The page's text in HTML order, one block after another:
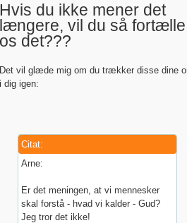
Hvis du ikke mener det
længere, vil du så fortælle
os det???
Det vil glæde mig om du trækker disse dine
i dig igen:
Citat:
Arne:
Er det meningen, at vi mennesker
skal forstå - hvad vi kalder - Gud?
Jeg tror det ikke!